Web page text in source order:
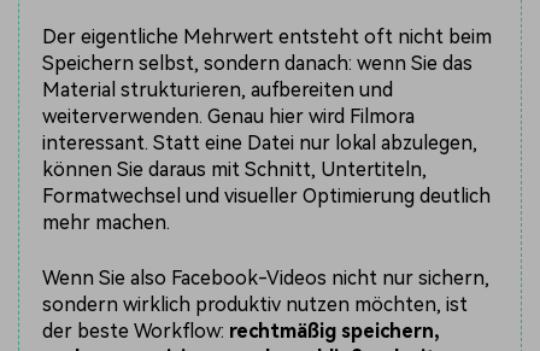
Der eigentliche Mehrwert entsteht oft nicht beim
Speichern selbst, sondern danach: wenn Sie das
Material strukturieren, aufbereiten und
weiterverwenden. Genau hier wird Filmora
interessant. Statt eine Datei nur lokal abzulegen,
können Sie daraus mit Schnitt, Untertiteln,
Formatwechsel und visueller Optimierung deutlich
mehr machen.
Wenn Sie also Facebook-Videos nicht nur sichern,
sondern wirklich produktiv nutzen möchten, ist
der beste Workflow: rechtmäßig speichern,